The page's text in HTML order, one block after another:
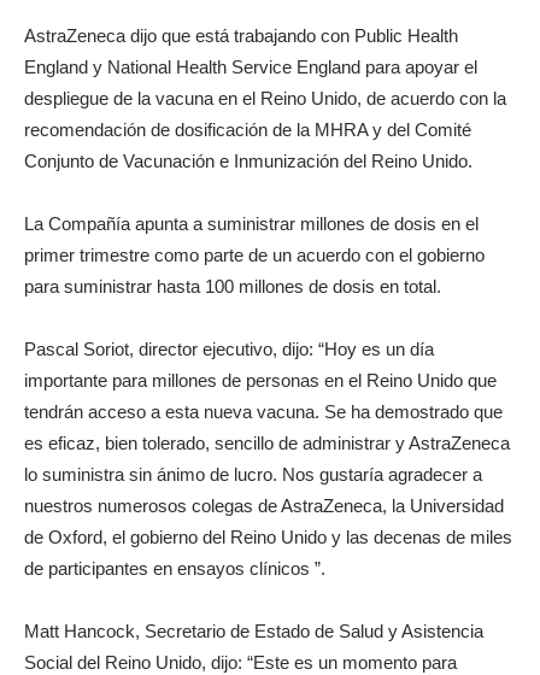
AstraZeneca dijo que está trabajando con Public Health
England y National Health Service England para apoyar el
despliegue de la vacuna en el Reino Unido, de acuerdo con la
recomendación de dosificación de la MHRA y del Comité
Conjunto de Vacunación e Inmunización del Reino Unido.
La Compañía apunta a suministrar millones de dosis en el
primer trimestre como parte de un acuerdo con el gobierno
para suministrar hasta 100 millones de dosis en total.
Pascal Soriot, director ejecutivo, dijo: “Hoy es un día
importante para millones de personas en el Reino Unido que
tendrán acceso a esta nueva vacuna. Se ha demostrado que
es eficaz, bien tolerado, sencillo de administrar y AstraZeneca
lo suministra sin ánimo de lucro. Nos gustaría agradecer a
nuestros numerosos colegas de AstraZeneca, la Universidad
de Oxford, el gobierno del Reino Unido y las decenas de miles
de participantes en ensayos clínicos ”.
Matt Hancock, Secretario de Estado de Salud y Asistencia
Social del Reino Unido, dijo: “Este es un momento para